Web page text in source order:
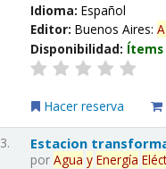
Idioma:Español
Editor:Buenos Aires:
Disponibilidad:
Hacer reserva
3. Estacion
porAgua y Energía